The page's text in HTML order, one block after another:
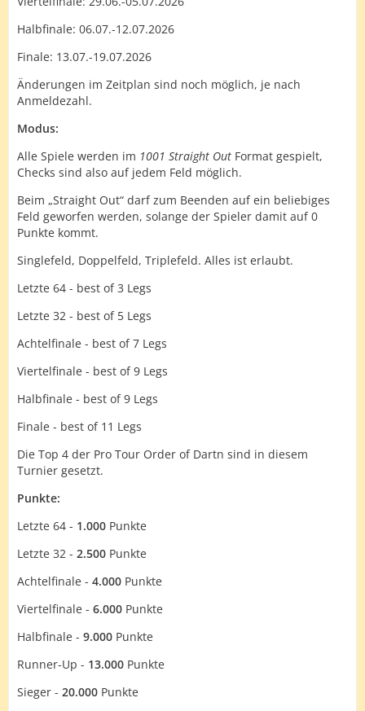
Halbfinale: 06.07.-12.07.2026
Finale: 13.07.-19.07.2026
Änderungen im Zeitplan sind noch möglich, je nach
Anmeldezahl.
Modus:
Alle Spiele werden im 1001 Straight Out Format gespielt,
Checks sind also auf jedem Feld möglich.
Beim „Straight Out“ darf zum Beenden auf ein beliebiges
Feld geworfen werden, solange der Spieler damit auf 0
Punkte kommt.
Singlefeld, Doppelfeld, Triplefeld. Alles ist erlaubt.
Letzte 64 - best of 3 Legs
Letzte 32 - best of 5 Legs
Achtelfinale - best of 7 Legs
Viertelfinale - best of 9 Legs
Halbfinale - best of 9 Legs
Finale - best of 11 Legs
Die Top 4 der Pro Tour Order of Dartn sind in diesem
Turnier gesetzt.
Punkte:
Letzte 64 - 1.000 Punkte
Letzte 32 - 2.500 Punkte
Achtelfinale - 4.000 Punkte
Viertelfinale - 6.000 Punkte
Halbfinale - 9.000 Punkte
Runner-Up - 13.000 Punkte
Sieger - 20.000 Punkte